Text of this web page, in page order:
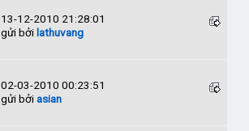
13-12-2010 21:28:01
gửi bởi lathuvang
02-03-2010 00:23:51
gửi bởiasian